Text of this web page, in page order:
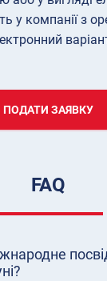
у компанії з
ПОДАТИ ЗАЯВКУ
FAQ